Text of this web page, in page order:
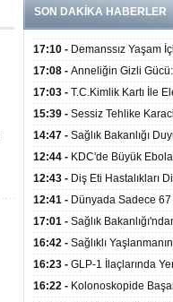
SON DAKİKA HABERLER
17:10 - Demanssız Yaşam
Yaştaki Yaşam Tarzı Beyin
17:08 - Anneliğin Gizli
Biyolojik Dayanıklılığı
17:03 - T.C.Kimlik Kartı İle
Doğrulama Yöntemi
Sistemi) 07.08.2026
15:39 - Sessiz Tehlike
Ve Kalp Krizine Davetiye
14:47 - Sağlık Bakanlığı
10 Binden Fazla Hasta
Aldı
12:44 - KDC'de Büyük
Bini Aştı, Virüste Mutasyon
12:43 - Diş Eti Hastalıkları
Olabilir: Ağız Sağlığı Ve
Bağ Kanıtlandı
12:41 - Dünyada Sadece
İlk Bundgaard Sendromu
Teşhis Edildi
17:01 - Sağlık
Hayat Merkezlerinde
Başladı
16:42 - Sağlıklı
Beslenmeden Geçiyor: İleri
Öğelerine İhtiyaç
16:23 - GLP-1 İlaçlarında
Faydalar Yalnızca Kilo
16:22 - Kolonoskopide